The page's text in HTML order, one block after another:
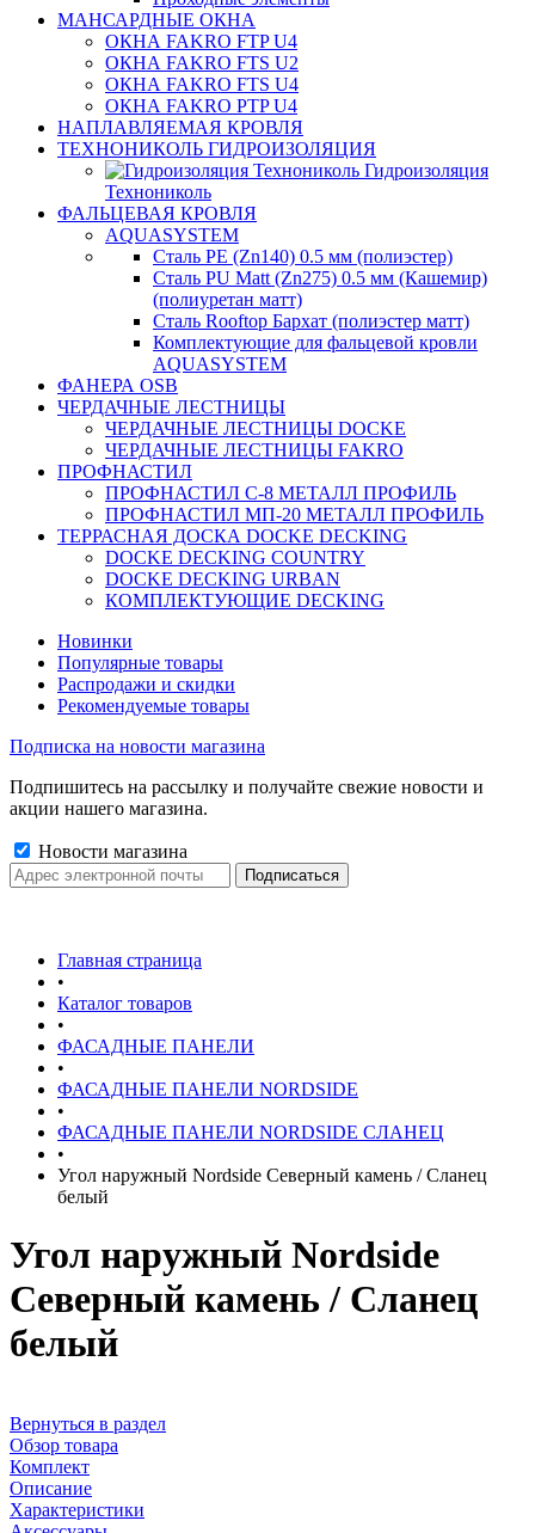
МАНСАРДНЫЕ ОКНА
ОКНА FAKRO FTP U4
ОКНА FAKRO FTS U2
ОКНА FAKRO FTS U4
ОКНА FAKRO PTP U4
НАПЛАВЛЯЕМАЯ КРОВЛЯ
ТЕХНОНИКОЛЬ ГИДРОИЗОЛЯЦИЯ
Гидроизоляция
Технониколь
ФАЛЬЦЕВАЯ КРОВЛЯ
AQUASYSTEM
Сталь PE (Zn140) 0.5 мм (полиэстер)
Сталь PU Matt (Zn275) 0.5 мм (Кашемир)
(полиуретан матт)
Сталь Rooftop Бархат (полиэстер матт)
Комплектующие для фальцевой кровли
AQUASYSTEM
ФАНЕРА OSB
ЧЕРДАЧНЫЕ ЛЕСТНИЦЫ
ЧЕРДАЧНЫЕ ЛЕСТНИЦЫ DOCKE
ЧЕРДАЧНЫЕ ЛЕСТНИЦЫ FAKRO
ПРОФНАСТИЛ
ПРОФНАСТИЛ C-8 МЕТАЛЛ ПРОФИЛЬ
ПРОФНАСТИЛ МП-20 МЕТАЛЛ ПРОФИЛЬ
ТЕРРАСНАЯ ДОСКА DOCKE DECKING
DOCKE DECKING COUNTRY
DOCKE DECKING URBAN
КОМПЛЕКТУЮЩИЕ DECKING
Новинки
Популярные товары
Распродажи и скидки
Рекомендуемые товары
Подписка на новости магазина
Подпишитесь на рассылку и получайте свежие новости и
акции нашего магазина.
Новости магазина
Главная страница
•
Каталог товаров
•
ФАСАДНЫЕ ПАНЕЛИ
•
ФАСАДНЫЕ ПАНЕЛИ NORDSIDE
•
ФАСАДНЫЕ ПАНЕЛИ NORDSIDE СЛАНЕЦ
•
Угол наружный Nordside Северный камень / Сланец
белый
Угол наружный Nordside
Северный камень / Сланец
белый
Вернуться в раздел
Обзор товара
Комплект
Описание
Характеристики